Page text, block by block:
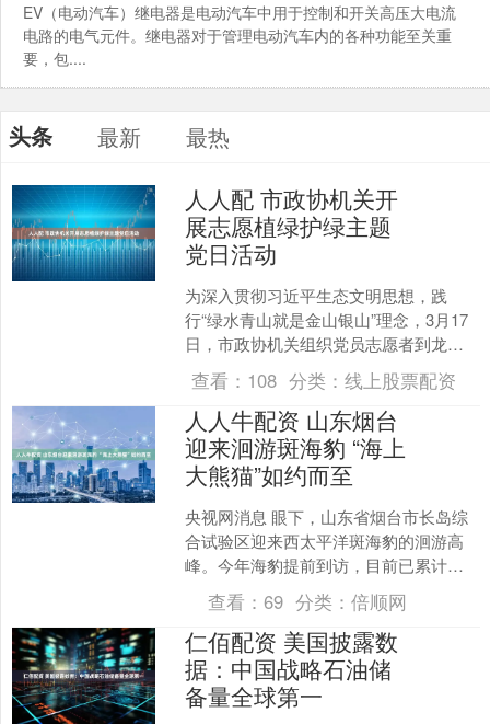
EV（电动汽车）继电器是电动汽车中用于控制和开关高压大电流
电路的电气元件。继电器对于管理电动汽车内的各种功能至关重
要，包....
头条 最新 最热
人人配 市政协机关开
展志愿植绿护绿主题
党日活动
为深入贯彻习近平生态文明思想，践
行“绿水青山就是金山银山”理念，3月17
日，市政协机关组织党员志愿者到龙文
区英桥花海绿地，开展2026年植树节义
务植树暨“植初心....
查看： 108 分类： 线上股票配资
人人牛配资 山东烟台
迎来洄游斑海豹 “海上
大熊猫”如约而至
央视网消息 眼下，山东省烟台市长岛综
合试验区迎来西太平洋斑海豹的洄游高
峰。今年海豹提前到访，目前已累计监
测到个体41只，种群数量稳步增长。 据
了解，烟台市长岛综....
查看： 69 分类： 倍顺网
仁佰配资 美国披露数
据：中国战略石油储
备量全球第一